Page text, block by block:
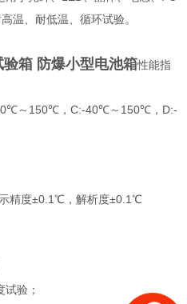
温、耐低温、循环试验。
箱 防爆小型电池箱性能指
～150℃，C:-40℃～150℃，D:-
精度±0.1℃，解析度±0.1℃
验；